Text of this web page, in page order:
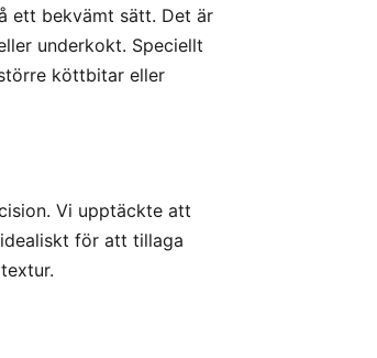
ett bekvämt sätt. Det är
underkokt. Speciellt
köttbitar eller
Vi upptäckte att
för att tillaga